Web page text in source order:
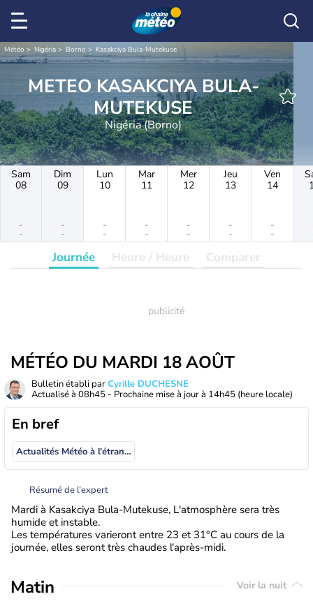
Météo Nigéria Borno Kasakciya Bula-Mutekuse
METEO KASAKCIYA BULA-
MUTEKUSE
Nigéria (Borno)
Sam
08
-
-
Dim
09
-
-
Lun
10
-
-
Mar
11
-
-
Mer
12
-
-
Jeu
13
-
-
Ven
14
-
-
Journée Heure / Heure Comparer
MÉTÉO DU MARDI 18 AOÛT
Bulletin établi parCyrille DUCHESNE
Actualisé à 08h45 - Prochaine mise à jour à 14h45 (heure locale)
En bref
Actualités Météo à l'étranger
Résumé de l’expert
Mardi à Kasakciya Bula-Mutekuse, L'atmosphère sera très
humide et instable.
Les températures varieront entre 23 et 31°C au cours de la
journée, elles seront très chaudes l'après-midi.
Matin Voir la nuit